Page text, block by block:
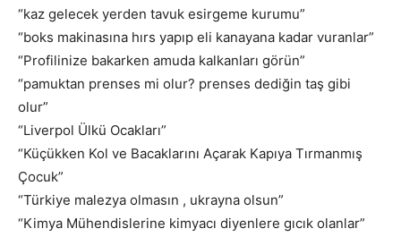
“kaz gelecek yerden tavuk esirgeme kurumu”
“boks makinasına hırs yapıp eli kanayana kadar vuranlar”
“Profilinize bakarken amuda kalkanları görün”
“pamuktan prenses mi olur? prenses dediğin taş gibi
olur”
“Liverpol Ülkü Ocakları”
“Küçükken Kol ve Bacaklarını Açarak Kapıya Tırmanmış
Çocuk”
“Türkiye malezya olmasın , ukrayna olsun”
“Kimya Mühendislerine kimyacı diyenlere gıcık olanlar”